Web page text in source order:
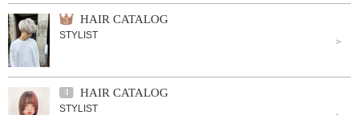
HAIR CATALOG
STYLIST
HAIR CATALOG
STYLIST